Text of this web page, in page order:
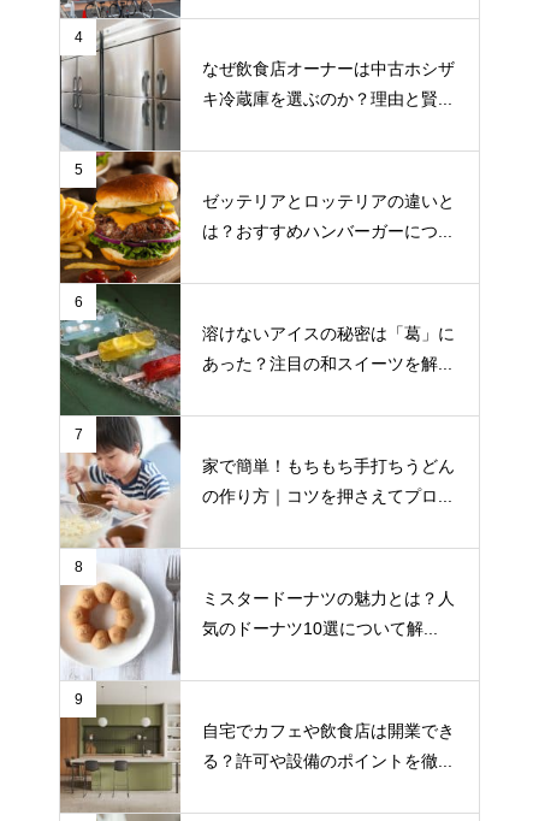
4
なぜ飲食店オーナーは中古ホシザ
キ冷蔵庫を選ぶのか？理由と賢...
5
ゼッテリアとロッテリアの違いと
は？おすすめハンバーガーにつ...
6
溶けないアイスの秘密は「葛」に
あった？注目の和スイーツを解...
7
家で簡単！もちもち手打ちうどん
の作り方｜コツを押さえてプロ...
8
ミスタードーナツの魅力とは？人
気のドーナツ10選について解...
9
自宅でカフェや飲食店は開業でき
る？許可や設備のポイントを徹...